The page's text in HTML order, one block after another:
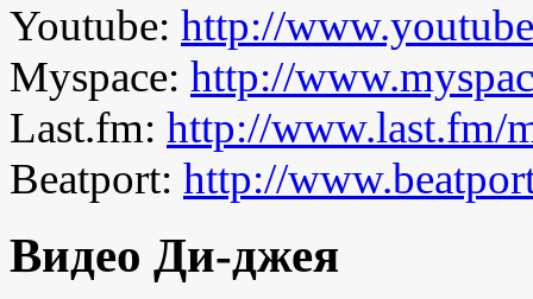
Youtube: http://
Myspace: http://
Last.fm: http://www.last.fm/
Beatport: http://
Видео Ди-джея